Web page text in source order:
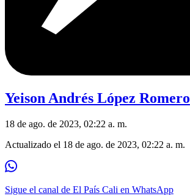
Yeison Andrés López Romero
18 de ago. de 2023, 02:22 a. m.
Actualizado el 18 de ago. de 2023, 02:22 a. m.
Sigue el canal de El País Cali en WhatsApp